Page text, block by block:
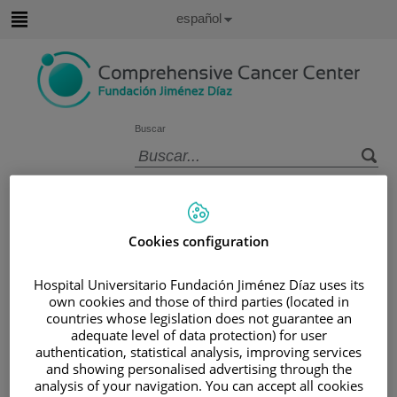
contenido
Buscar
Selector
Idioma
Español
ÁREA DEL PACIENTE
INFORMACIÓN Y SOPORTE AL PACIENTE
/ÁREA DE CÁNCER GASTRO-INTESTINAL
/COLON/TRATAMIENTO/CIRUGÍA
Cirugía
Cookies configuration
Hospital Universitario Fundación Jiménez Díaz uses its
own cookies and those of third parties (located in
countries whose legislation does not guarantee an
adequate level of data protection) for user
authentication, statistical analysis, improving services
and showing personalised advertising through the
analysis of your navigation. You can accept all cookies